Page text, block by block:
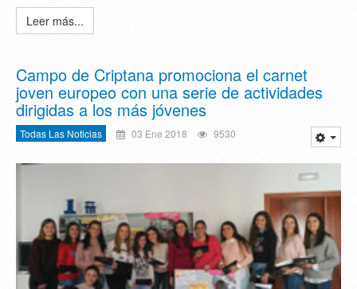
Leer más...
Campo de Criptana promociona el carnet
joven europeo con una serie de actividades
dirigidas a los más jóvenes
Todas Las Noticias 03 Ene 2018 9530